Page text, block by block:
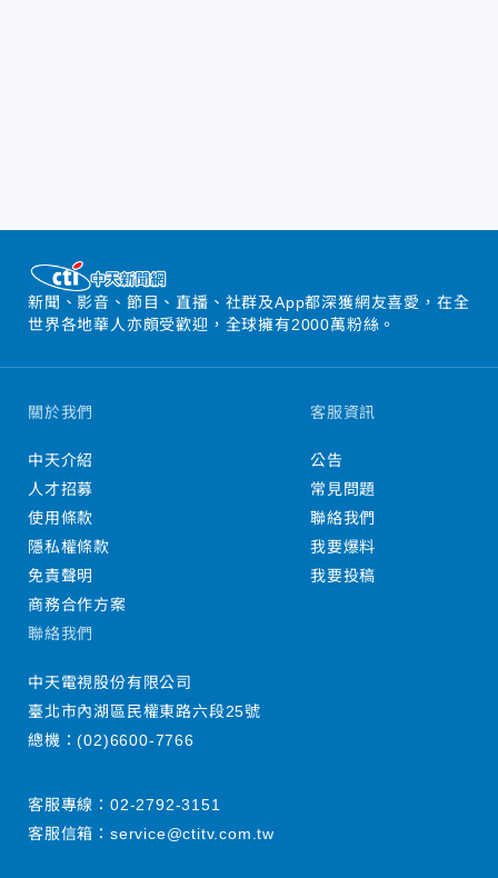
新聞、影音、節目、直播、社群及App都深獲網友喜愛，在全
世界各地華人亦頗受歡迎，全球擁有2000萬粉絲。
關於我們
中天介紹
人才招募
使用條款
隱私權條款
免責聲明
商務合作方案
客服資訊
公告
常見問題
聯絡我們
我要爆料
我要投稿
聯絡我們
中天電視股份有限公司
臺北市內湖區民權東路六段25號
總機：(02)6600-7766
客服專線： 02-2792-3151
客服信箱： service@ctitv.com.tw